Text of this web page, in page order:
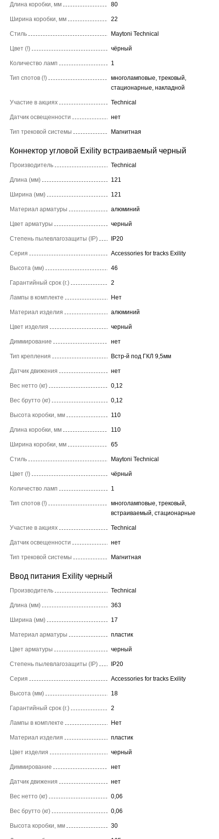
Длина коробки, мм 80
Ширина коробки, мм 22
Стиль Maytoni Technical
Цвет (!) чёрный
Количество ламп 1
Тип спотов (!)
многоламповые, трековый,
стационарные, накладной
Участие в акциях Technical
Датчик освещенности нет
Тип трековой системы Магнитная
Коннектор угловой Exility встраиваемый черный
Производитель Technical
Длина (мм) 121
Ширина (мм) 121
Материал арматуры алюминий
Цвет арматуры черный
Степень пылевлагозащиты (IP) IP20
Серия Accessories for tracks Exility
Высота (мм) 46
Гарантийный срок (г.) 2
Лампы в комплекте Нет
Материал изделия алюминий
Цвет изделия черный
Диммирование нет
Тип крепления Встр-й под ГКЛ 9,5мм
Датчик движения нет
Вес нетто (кг) 0,12
Вес брутто (кг) 0,12
Высота коробки, мм 110
Длина коробки, мм 110
Ширина коробки, мм 65
Стиль Maytoni Technical
Цвет (!) чёрный
Количество ламп 1
Тип спотов (!)
многоламповые, трековый,
встраиваемый, стационарные
Участие в акциях Technical
Датчик освещенности нет
Тип трековой системы Магнитная
Ввод питания Exility черный
Производитель Technical
Длина (мм) 363
Ширина (мм) 17
Материал арматуры пластик
Цвет арматуры черный
Степень пылевлагозащиты (IP) IP20
Серия Accessories for tracks Exility
Высота (мм) 18
Гарантийный срок (г.) 2
Лампы в комплекте Нет
Материал изделия пластик
Цвет изделия черный
Диммирование нет
Датчик движения нет
Вес нетто (кг) 0,06
Вес брутто (кг) 0,06
Высота коробки, мм 30